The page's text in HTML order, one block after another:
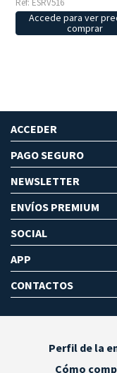
Ref: ESRV516
Accede para ver
comprar
ACCEDER
PAGO SEGURO
NEWSLETTER
ENVÍOS PREMIUM
SOCIAL
APP
CONTACTOS
Perfil de la
Cómo